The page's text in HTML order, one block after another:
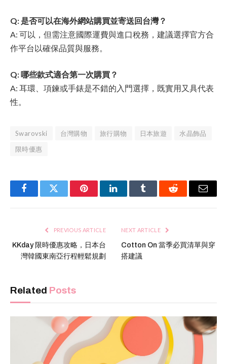
Q: 是否可以在海外網站購買並寄送回台灣？
A: 可以，但需注意國際運費與進口稅務，建議選擇官方合
作平台以確保品質與服務。
Q: 哪些款式適合第一次購買？
A: 耳環、項鍊或手錶是不錯的入門選擇，既實用又具代表
性。
Swarovski 台灣購物 旅行購物 日本旅遊
水晶飾品
限時優惠
FacebookTwitter PinterestLinkedInTumblr Reddit Email
PREVIOUS ARTICLE
KKday 限時優惠攻略，日本台
灣韓國東南亞行程輕鬆規劃
NEXT ARTICLE
Cotton On 當季必買清單與穿
搭建議
Related Posts